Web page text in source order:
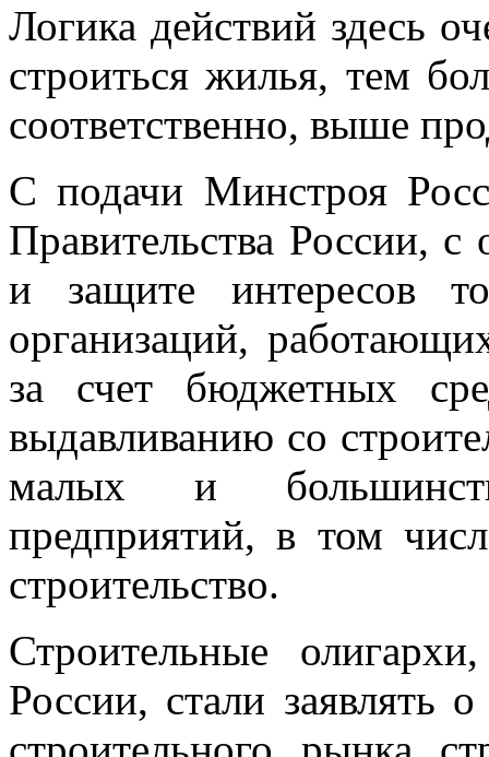
Логика действий здесь
строиться жилья, тем
соответственно, выше
С подачи Минстроя
Правительства России,
и защите интересов
организаций,
за счет бюджетных
выдавливанию со
малых и
предприятий, в том
строительство.
Строительные
России, стали заявлять